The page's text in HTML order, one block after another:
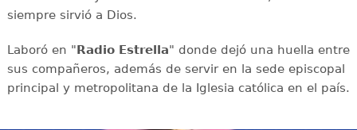
siempre sirvió a Dios.
Laboró en "Radio Estrella" donde dejó una huella entre
sus compañeros, además de servir en la sede episcopal
principal y metropolitana de la Iglesia católica en el país.